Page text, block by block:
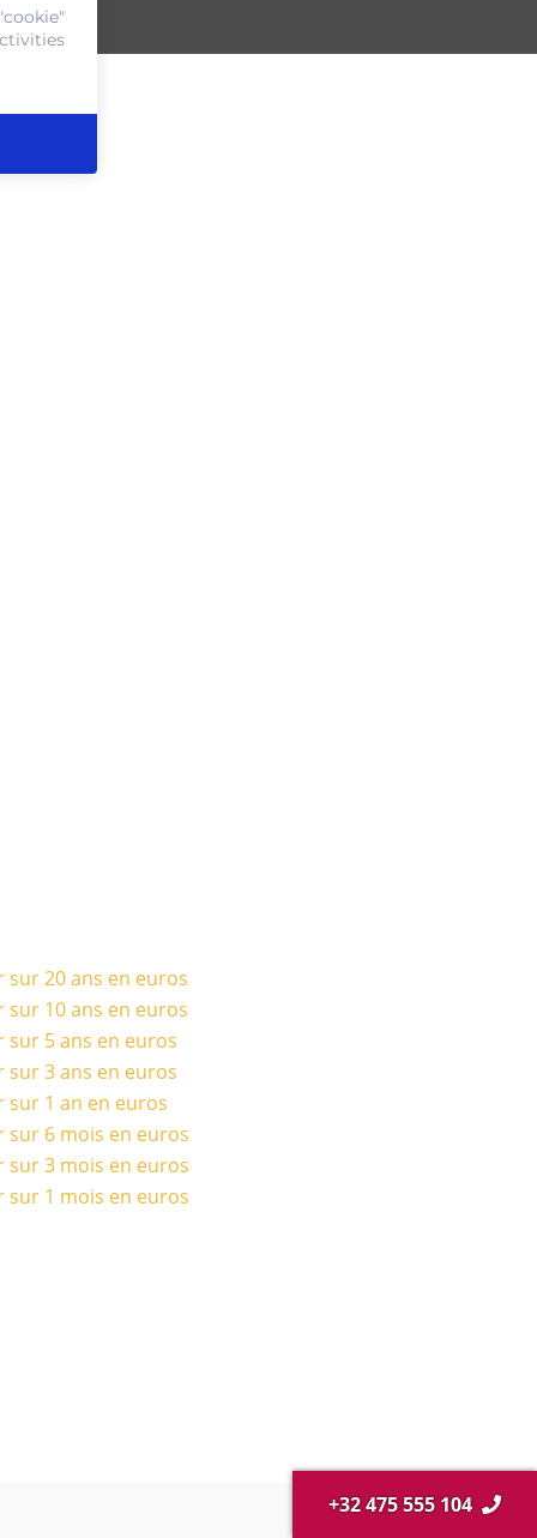
sur 20 ans en euros
sur 10 ans en euros
sur 5 ans en euros
sur 3 ans en euros
sur 1 an en euros
sur 6 mois en euros
sur 3 mois en euros
sur 1 mois en euros
+32 475 555 104